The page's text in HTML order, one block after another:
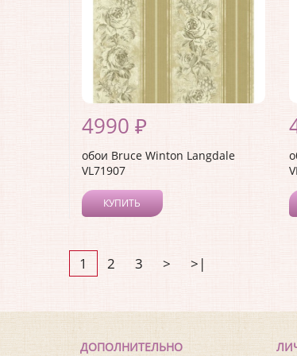
4990 ₽
обои Bruce Winton Langdale
VL71907
КУПИТЬ
1 2 3 > >|
ДОПОЛНИТЕЛЬНО